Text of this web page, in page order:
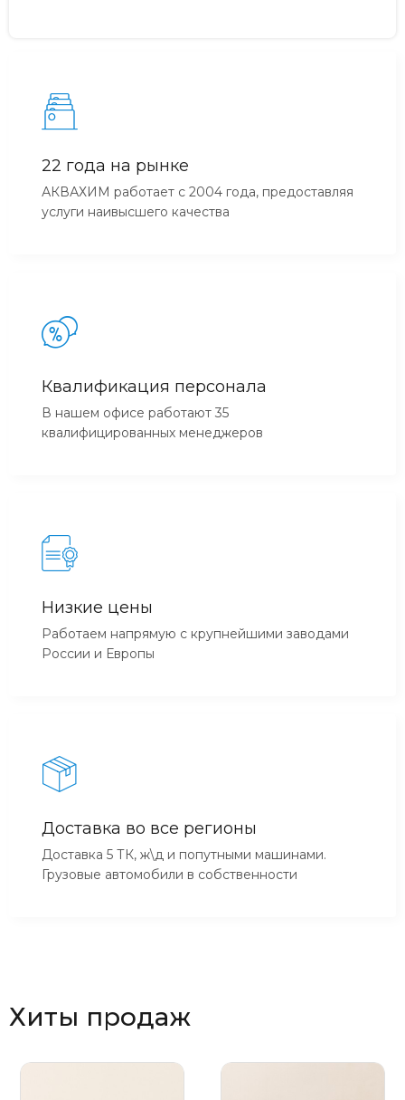
22 года на рынке
АКВАХИМ работает с 2004 года, предоставляя
услуги наивысшего качества
Квалификация персонала
В нашем офисе работают 35
квалифицированных менеджеров
Низкие цены
Работаем напрямую с крупнейшими заводами
России и Европы
Доставка во все регионы
Доставка 5 ТК, ж\д и попутными машинами.
Грузовые автомобили в собственности
Хиты продаж